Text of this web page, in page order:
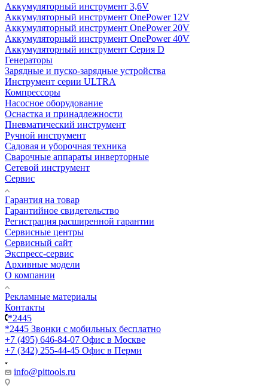
Аккумуляторный инструмент 3,6V
Аккумуляторный инструмент OnePower 12V
Аккумуляторный инструмент OnePower 20V
Аккумуляторный инструмент OnePower 40V
Аккумуляторный инструмент Серия D
Генераторы
Зарядные и пуско-зарядные устройства
Инструмент серии ULTRA
Компрессоры
Насосное оборудование
Оснастка и принадлежности
Пневматический инструмент
Ручной инструмент
Садовая и уборочная техника
Сварочные аппараты инверторные
Сетевой инструмент
Сервис
Гарантия на товар
Гарантийное свидетельство
Регистрация расширенной гарантии
Сервисные центры
Сервисный сайт
Экспресс-сервис
Архивные модели
О компании
Рекламные материалы
Контакты
*2445
*2445 Звонки с мобильных бесплатно
+7 (495) 646-84-07 Офис в Москве
+7 (342) 255-44-45 Офис в Перми
info@pittools.ru